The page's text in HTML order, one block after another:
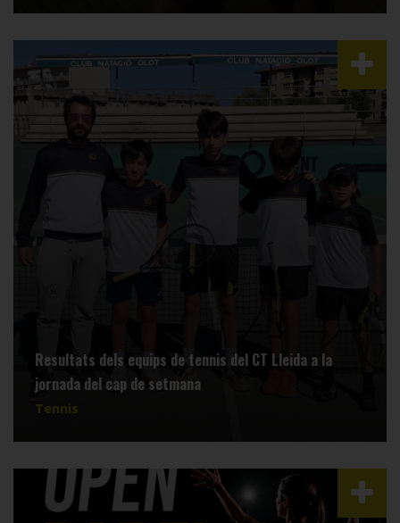
Resultats dels equips de tennis del CT Lleida a la
jornada del cap de setmana
Tennis